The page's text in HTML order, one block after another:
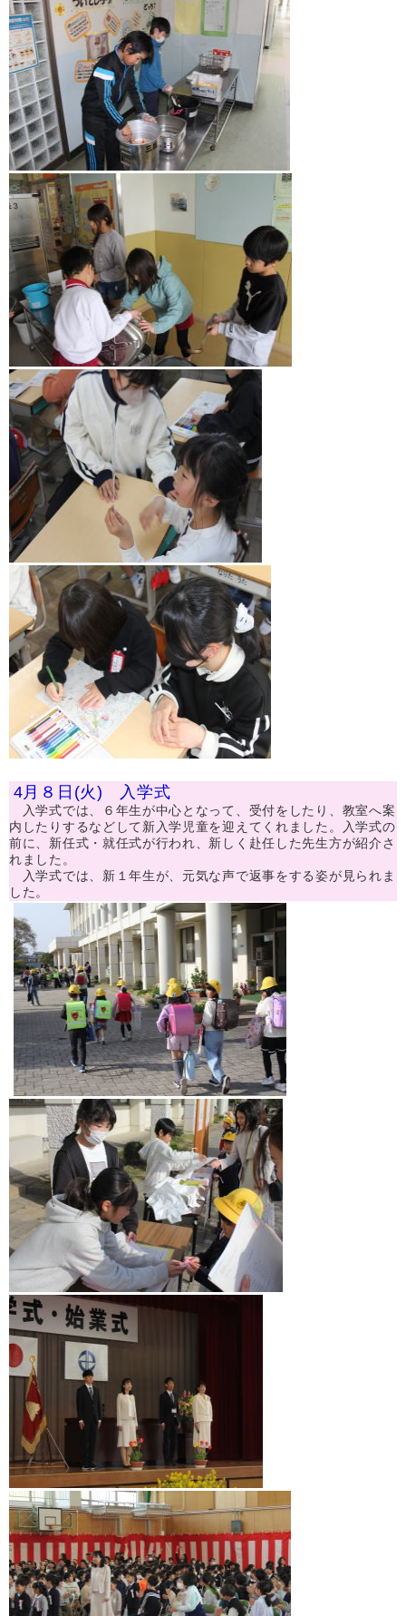
4月８日(火) 入学式
入学式では、６年生が中心となって、受付をしたり、教室へ案
内したりするなどして新入学児童を迎えてくれました。入学式の
前に、新任式・就任式が行われ、新しく赴任した先生方が紹介さ
れました。
入学式では、新１年生が、元気な声で返事をする姿が見られま
した。